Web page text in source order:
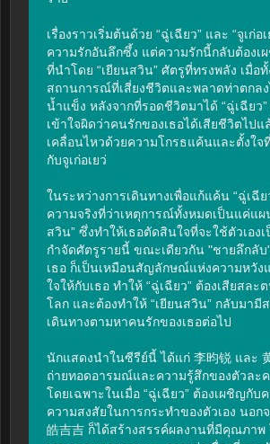
เรื่องราวเริ่มต้นด้วย “ฉู่เฉียว” และ “จูเก่อ
ความรักอันลึกซึ้ง แต่ความรักนี้กลับต้องเ
ที่นำโดย “เยียนสวิน” ศัตรูที่ทรงพลัง เมื่อ
สถานการณ์ที่เสี่ยงชีวิตและพลาดท่าตกล
น้ำแข็ง หลังจากที่รอดชีวิตมาได้ “ฉู่เฉียว
เข้าใจผิดว่าคนรักของเธอได้เสียชีวิตไปแ
เคลื่อนไหวด้วยความโกรธแค้นและตั้งใจ
กับจูเก่อเยว่
ในระหว่างการเดินทางเพื่อแก้แค้น “ฉู่เฉี
ความจริงที่ว่าเหตุการณ์ทั้งหมดเป็นแค่แผ
สวิน” ซึ่งทำให้เธอตัดสินใจที่จะใช้ตัวเองเ
กำจัดศัตรูรายนี้ ขณะเดียวกัน "ชายลึกลับ
เธอ ก็เป็นเหมือนสัญลักษณ์แห่งความหวัง
ใจให้กับเธอ ทำให้ “ฉู่เฉียว” ต้องเสียสละ
โลก และต้องทำให้ “เยียนสวิน” กลับมามี
เดินทางตามหาคนรักของเธอต่อไป
นักแสดงนำในซีรีย์นี้ ได้แก่ 李昀锐 และ
ถ่ายทอดอารมณ์และความรู้สึกของตัวละ
โดยเฉพาะในเมื่อ “ฉู่เฉียว” ต้องเผชิญกับ
ความสงสัยในการกระทำของตัวเอง นอก
皓吉吉 ก็ได้สร้างสรรค์ผลงานที่มีคุณภาพ